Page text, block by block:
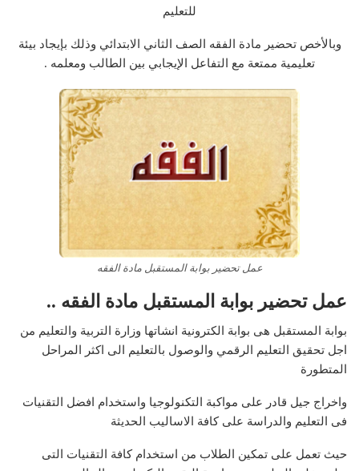
للتعليم
وبالأخص تحضير مادة الفقه الصف الثاني الابتدائي وذلك بإيجاد بيئة
تعليمية ممتعة مع التفاعل الإيجابي بين الطالب ومعلمه .
عمل تحضير بوابة المستقبل مادة الفقه
عمل تحضير بوابة المستقبل مادة الفقه ..
بوابة المستقبل هى بوابة الكترونية انشاتها وزارة التربية والتعليم من
اجل تحقيق التعليم الرقمي والوصول بالتعليم الى اكثر المراحل
المتطورة
واخراج جيل قادر على مواكبة التكنولوجيا واستخدام افضل التقنيات
فى التعليم والدراسة على كافة الاساليب الحديثة
حيث تعمل على تمكين الطلاب من استخدام كافة التقنيات التى